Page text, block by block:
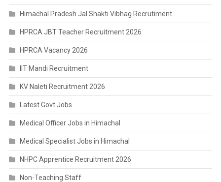
Himachal Pradesh Jal Shakti Vibhag Recrutiment
HPRCA JBT Teacher Recruitment 2026
HPRCA Vacancy 2026
IIT Mandi Recruitment
KV Naleti Recruitment 2026
Latest Govt Jobs
Medical Officer Jobs in Himachal
Medical Specialist Jobs in Himachal
NHPC Apprentice Recruitment 2026
Non-Teaching Staff